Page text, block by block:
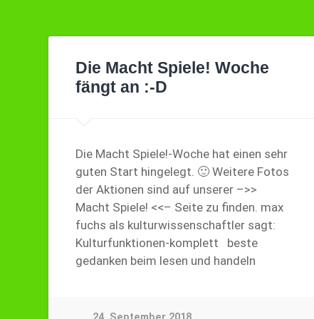
Die Macht Spiele! Woche
fängt an :-D
Die Macht Spiele!-Woche hat einen sehr
guten Start hingelegt. 🙂 Weitere Fotos
der Aktionen sind auf unserer –>>
Macht Spiele! <<– Seite zu finden. max
fuchs als kulturwissenschaftler sagt:
Kulturfunktionen-komplett beste
gedanken beim lesen und handeln